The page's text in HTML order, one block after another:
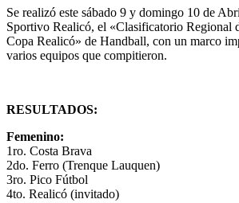
Se realizó este sábado 9 y domingo 10 de
Sportivo Realicó, el «Clasificatorio Regional
Copa Realicó» de Handball, con un marco
varios equipos que compitieron.
RESULTADOS:
Femenino:
1ro. Costa Brava
2do. Ferro (Trenque Lauquen)
3ro. Pico Fútbol
4to. Realicó (invitado)